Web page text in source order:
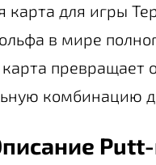
для игры
в мире
превращает
комбинацию